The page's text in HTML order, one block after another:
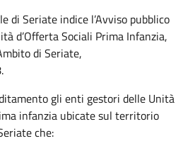
di Seriate indice l’Avviso pubblico
d’Offerta Sociali Prima Infanzia,
di Seriate,
gli enti gestori delle Unità
infanzia ubicate sul territorio
che: